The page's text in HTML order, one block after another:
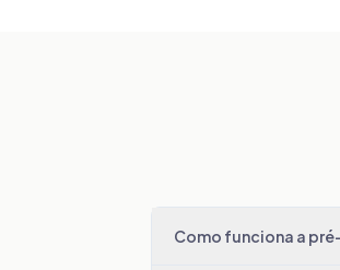
Como funciona a